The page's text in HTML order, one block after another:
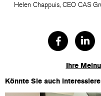
Helen Chappuis, CEO CAS
Ihre
Könnte Sie auch